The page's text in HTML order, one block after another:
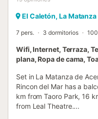
El Caletón, La
7 pers. 3 dormitorios
Wifi, Internet, Terraza,
plana, Ropa de cama,
Set in La Matanza de
Rincon del Mar has a
km from Taoro Park, 16
from Leal Theatre....